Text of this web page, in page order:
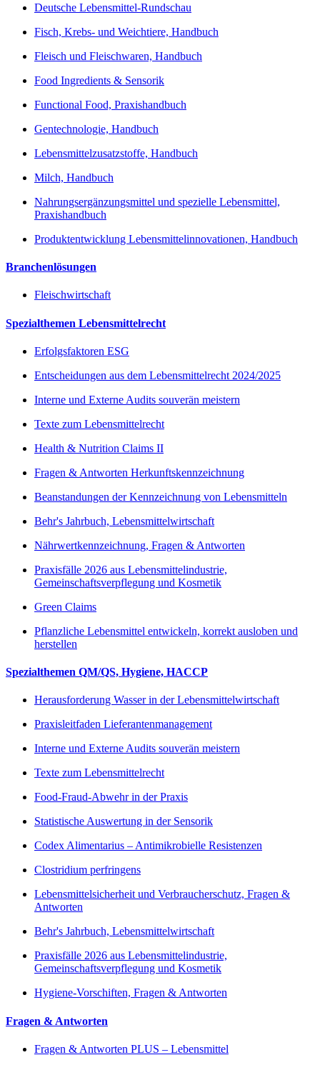
Deutsche Lebensmittel-Rundschau
Fisch, Krebs- und Weichtiere, Handbuch
Fleisch und Fleischwaren, Handbuch
Food Ingredients & Sensorik
Functional Food, Praxishandbuch
Gentechnologie, Handbuch
Lebensmittelzusatzstoffe, Handbuch
Milch, Handbuch
Nahrungsergänzungsmittel und spezielle Lebensmittel,
Praxishandbuch
Produktentwicklung Lebensmittelinnovationen, Handbuch
Branchenlösungen
Fleischwirtschaft
Spezialthemen Lebensmittelrecht
Erfolgsfaktoren ESG
Entscheidungen aus dem Lebensmittelrecht 2024/2025
Interne und Externe Audits souverän meistern
Texte zum Lebensmittelrecht
Health & Nutrition Claims II
Fragen & Antworten Herkunftskennzeichnung
Beanstandungen der Kennzeichnung von Lebensmitteln
Behr's Jahrbuch, Lebensmittelwirtschaft
Nährwertkennzeichnung, Fragen & Antworten
Praxisfälle 2026 aus Lebensmittelindustrie,
Gemeinschaftsverpflegung und Kosmetik
Green Claims
Pflanzliche Lebensmittel entwickeln, korrekt ausloben und
herstellen
Spezialthemen QM/QS, Hygiene, HACCP
Herausforderung Wasser in der Lebensmittelwirtschaft
Praxisleitfaden Lieferantenmanagement
Interne und Externe Audits souverän meistern
Texte zum Lebensmittelrecht
Food-Fraud-Abwehr in der Praxis
Statistische Auswertung in der Sensorik
Codex Alimentarius – Antimikrobielle Resistenzen
Clostridium perfringens
Lebensmittelsicherheit und Verbraucherschutz, Fragen &
Antworten
Behr's Jahrbuch, Lebensmittelwirtschaft
Praxisfälle 2026 aus Lebensmittelindustrie,
Gemeinschaftsverpflegung und Kosmetik
Hygiene-Vorschiften, Fragen & Antworten
Fragen & Antworten
Fragen & Antworten PLUS – Lebensmittel